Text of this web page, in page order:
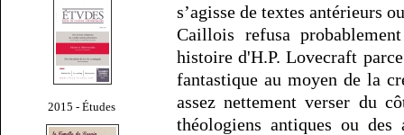
2015 - Études
s’agisse de textes antérieurs
Caillois refusa
histoire d'H.P. Lovecraft
fantastique au moyen de la
assez nettement verser du
théologiens antiques ou